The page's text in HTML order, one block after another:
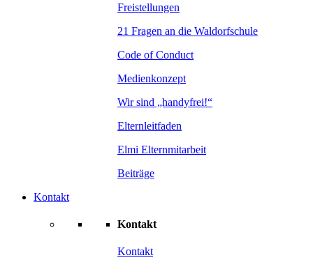
Freistellungen
21 Fragen an die Waldorfschule
Code of Conduct
Medienkonzept
Wir sind „handyfrei!“
Elternleitfaden
Elmi Elternmitarbeit
Beiträge
Kontakt
Kontakt
Kontakt